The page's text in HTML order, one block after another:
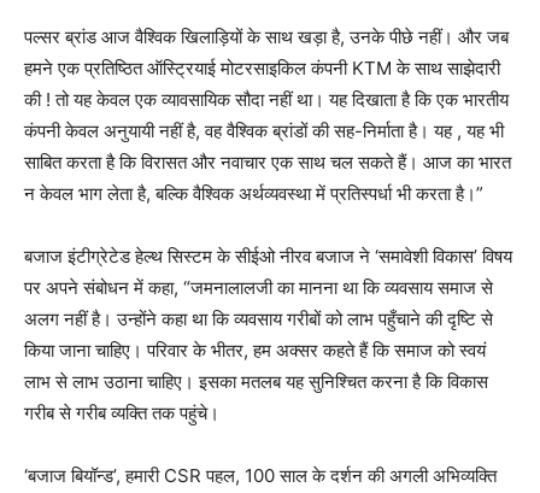
पल्सर ब्रांड आज वैश्विक खिलाड़ियों के साथ खड़ा है, उनके पीछे नहीं। और जब
हमने एक प्रतिष्ठित ऑस्ट्रियाई मोटरसाइकिल कंपनी KTM के साथ साझेदारी
की ! तो यह केवल एक व्यावसायिक सौदा नहीं था। यह दिखाता है कि एक भारतीय
कंपनी केवल अनुयायी नहीं है, वह वैश्विक ब्रांडों की सह-निर्माता है। यह , यह भी
साबित करता है कि विरासत और नवाचार एक साथ चल सकते हैं। आज का भारत
न केवल भाग लेता है, बल्कि वैश्विक अर्थव्यवस्था में प्रतिस्पर्धा भी करता है।”
बजाज इंटीग्रेटेड हेल्थ सिस्टम के सीईओ नीरव बजाज ने ‘समावेशी विकास’ विषय
पर अपने संबोधन में कहा, “जमनालालजी का मानना था कि व्यवसाय समाज से
अलग नहीं है। उन्होंने कहा था कि व्यवसाय गरीबों को लाभ पहुँचाने की दृष्टि से
किया जाना चाहिए। परिवार के भीतर, हम अक्सर कहते हैं कि समाज को स्वयं
लाभ से लाभ उठाना चाहिए। इसका मतलब यह सुनिश्चित करना है कि विकास
गरीब से गरीब व्यक्ति तक पहुंचे।
‘बजाज बियॉन्ड’, हमारी CSR पहल, 100 साल के दर्शन की अगली अभिव्यक्ति